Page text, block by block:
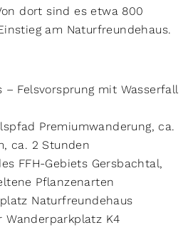
dort sind es etwa 800
am Naturfreundehaus.
– Felsvorsprung mit Wasserfall
Premiumwanderung, ca.
ca. 2 Stunden
FFH-Gebiets Gersbachtal,
Pflanzenarten
Naturfreundehaus
Wanderparkplatz K4